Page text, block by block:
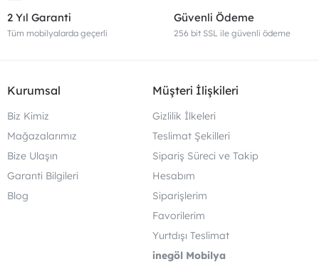
2 Yıl Garanti
Tüm mobilyalarda geçerli
Güvenli Ödeme
256 bit SSL ile güvenli ödeme
Kurumsal
Biz Kimiz
Mağazalarımız
Bize Ulaşın
Garanti Bilgileri
Blog
Müşteri İlişkileri
Gizlilik İlkeleri
Teslimat Şekilleri
Sipariş Süreci ve Takip
Hesabım
Siparişlerim
Favorilerim
Yurtdışı Teslimat
inegöl Mobilya